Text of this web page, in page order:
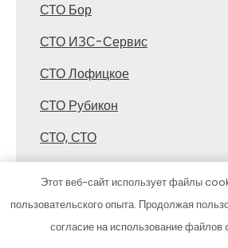
СТО Бор
СТО ИЗС-Сервис
СТО Лофицкое
СТО Рубикон
СТО, СТО
Страйк
Стрелец, сауна
Этот веб-сайт использует файлы
пользовательского опыта. Продолжая
согласие на использование